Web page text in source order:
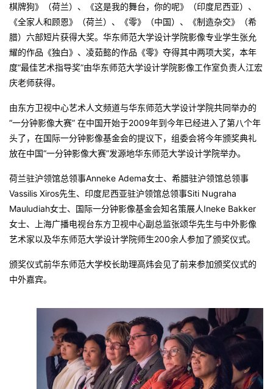
棋牌狗》（荷兰）、《这是我的舞台，你的呢》（印度尼西亚）、
《全家人和顾恩》（荷兰）、《零》（中国）、《制造杂交》（希
腊）六部短片获得大奖。华东师范大学设计学院影像专业学生张允
耀的作品《独白》、凌茹懿的作品《零》夺得其中两项大奖，本年
度“最佳艺术指导奖”由华东师范大学设计学院影像工作室负责人江宏
庆老师获得。
由东方卫视中心艺术人文频道与华东师范大学设计学院共同举办的
“一分钟影像大赛” 在中国开始于2009年到今年已经进入了第八个年
头了，在国际一分钟影像基金会的提议下，组委会将今年颁奖典礼
放在中国“一分钟影像大赛”发源地华东师范大学设计学院举办。
荷兰驻沪领馆总领事Anneke Adema女士、希腊驻沪领馆总领事
Vassilis Xiros先生、印度尼西亚驻沪领馆总领事Siti Nugraha
Mauludiah女士、国际一分钟影像基金会知名策展人Ineke Bakker
女士、上海广播电视台东方卫视中心副总监张颂华先生与中外影像
艺术家以及华东师范大学设计学院师生200余人参加了颁奖仪式。
颁奖仪式前华东师范大学校长助理高炜会见了前来参加颁奖仪式的
中外嘉宾。